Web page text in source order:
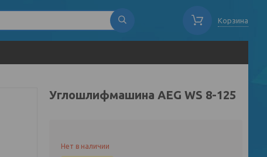
Корзина
Углошлифмашина AEG WS 8-125
Нет в наличии